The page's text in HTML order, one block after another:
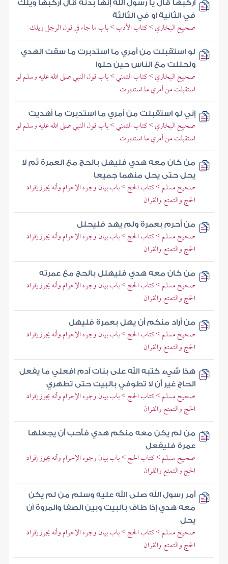
اركبها قال يا رسول الله إنها بدنة قال اركبها ويلك
في الثانية أو في الثالثة
صحيح البخاري > كتاب الأدب > باب ما جاء في قول الرجل ويلك
لو استقبلت من أمري ما استدبرت ما سقت الهدي
ولحللت مع الناس حين حلوا
صحيح البخاري > كتاب التمني > باب قول النبي صلى الله عليه وسلم لو
استقبلت من أمري ما استدبرت
إني لو استقبلت من أمري ما استدبرت ما أهديت
صحيح البخاري > كتاب التمني > باب قول النبي صلى الله عليه وسلم لو
استقبلت من أمري ما استدبرت
من كان معه هدي فليهل بالحج مع العمرة ثم لا
يحل حتى يحل منهما جميعا
صحيح مسلم > كتاب الحج > باب بيان وجوه الإحرام وأنه يجوز إفراد
الحج والتمتع والقران
من أحرم بعمرة ولم يهد فليحلل
صحيح مسلم > كتاب الحج > باب بيان وجوه الإحرام وأنه يجوز إفراد
الحج والتمتع والقران
من كان معه هدي فليهلل بالحج مع عمرته
صحيح مسلم > كتاب الحج > باب بيان وجوه الإحرام وأنه يجوز إفراد
الحج والتمتع والقران
من أراد منكم أن يهل بعمرة فليهل
صحيح مسلم > كتاب الحج > باب بيان وجوه الإحرام وأنه يجوز إفراد
الحج والتمتع والقران
هذا شيء كتبه الله على بنات آدم افعلي ما يفعل
الحاج غير أن لا تطوفي بالبيت حتى تطهري
صحيح مسلم > كتاب الحج > باب بيان وجوه الإحرام وأنه يجوز إفراد
الحج والتمتع والقران
من لم يكن معه منكم هدي فأحب أن يجعلها
عمرة فليفعل
صحيح مسلم > كتاب الحج > باب بيان وجوه الإحرام وأنه يجوز إفراد
الحج والتمتع والقران
أمر رسول الله صلى الله عليه وسلم من لم يكن
معه هدي إذا طاف بالبيت وبين الصفا والمروة أن
يحل
صحيح مسلم > كتاب الحج > باب بيان وجوه الإحرام وأنه يجوز إفراد
الحج والتمتع والقران